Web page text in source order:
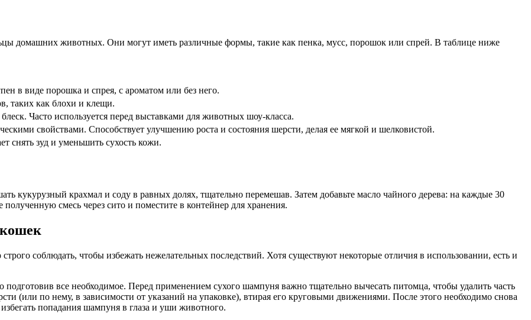
домашних животных. Они могут иметь различные формы, такие как пенка, мусс, порошок или спрей. В таблице ниже
в виде порошка и спрея, с ароматом или без него.
таких как блохи и клещи.
Часто используется перед выставками для животных шоу-класса.
свойствами. Способствует улучшению роста и состояния шерсти, делая ее мягкой и шелковистой.
снять зуд и уменьшить сухость кожи.
кукурузный крахмал и соду в равных долях, тщательно перемешав. Затем добавьте масло чайного дерева: на каждые 30
смесь через сито и поместите в контейнер для хранения.
соблюдать, чтобы избежать нежелательных последствий. Хотя существуют некоторые отличия в использовании, есть и
все необходимое. Перед применением сухого шампуня важно тщательно вычесать питомца, чтобы удалить часть
(или по нему, в зависимости от указаний на упаковке), втирая его круговыми движениями. После этого необходимо снова
попадания шампуня в глаза и уши животного.